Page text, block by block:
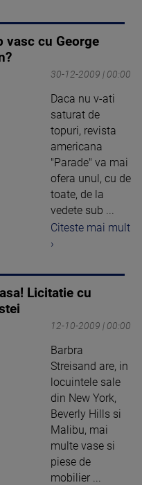
vasc cu George
30-12-2009 | 00:00
Daca nu v-ati
saturat de
topuri, revista
americana
"Parade" va mai
ofera unul, cu de
toate, de la
vedete sub ...
Citeste mai mult
›
Licitatie cu
12-10-2009 | 00:00
Barbra
Streisand are, in
locuintele sale
din New York,
Beverly Hills si
Malibu, mai
multe vase si
piese de
mobilier ...